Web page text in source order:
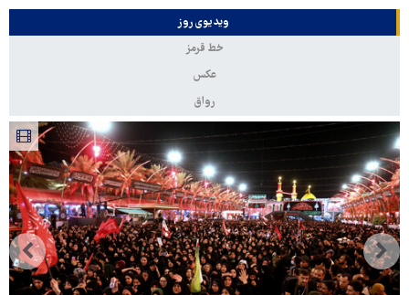
ویدیوی روز
خط قرمز
عکس
رواق